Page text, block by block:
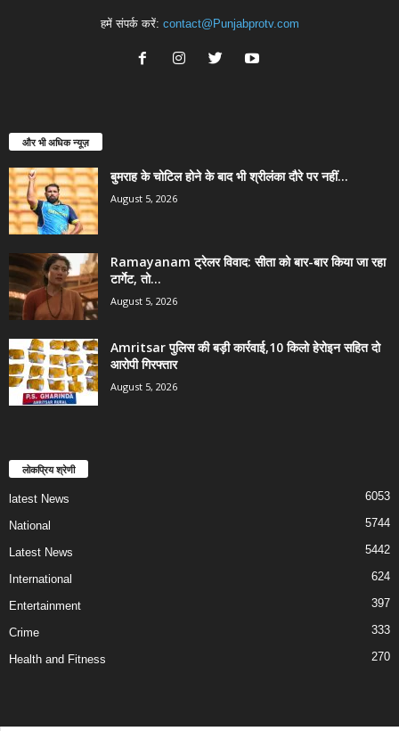
हमें संपर्क करें: contact@Punjabprotv.com
और भी अधिक न्यूज़
बुमराह के चोटिल होने के बाद भी श्रीलंका दौरे पर नहीं...
August 5, 2026
Ramayanam ट्रेलर विवाद: सीता को बार-बार किया जा रहा
टार्गेट, तो...
August 5, 2026
Amritsar पुलिस की बड़ी कार्रवाई,10 किलो हेरोइन सहित दो
आरोपी गिरफ्तार
August 5, 2026
लोकप्रिय श्रेणी
latest News 6053
National 5744
Latest News 5442
International 624
Entertainment 397
Crime 333
Health and Fitness 270